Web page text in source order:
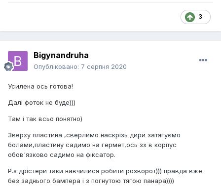
3
Bigynandruha
Опубліковано: 7 серпня 2020
Усилена ось готова!
Далі фоток не буде)))
Там і так всьо понятно)
Зверху пластина ,сверлимо наскрізь дири затягуємо
болами,пластину садимо на гермет,ось зх в корпус
обов'язково садимо на фіксатор.
P.s дрістери таки навчилися робити розворот))) правда вже
без заднього бампера і з погнутою тягою панара))))